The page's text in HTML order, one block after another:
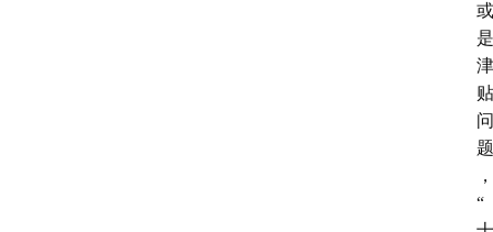
或
是
津
贴
问
题
，
“